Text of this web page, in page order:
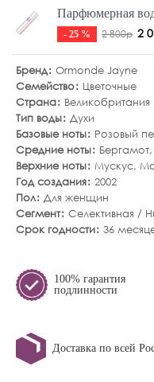
Парфюмерная
- 25 % 2 800р 2
Бренд Ormonde Jayne
Семейство
Цветочные
Страна
Великобритания
Тип воды Духи
Базовые ноты
Розовый
Средние ноты
Бергамот,
Верхние ноты Мускус,
Год создания 2002
Пол Для женщин
Сегмент Селективная /
Срок годности 36
100% гарантия
подлинности
Доставка по всей